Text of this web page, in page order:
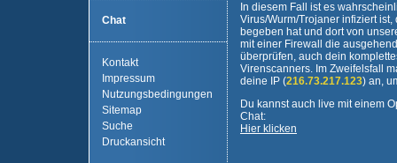
Chat
Kontakt
Impressum
Nutzungsbedingungen
Sitemap
Suche
Druckansicht
In diesem Fall ist es
Virus/Wurm/Trojaner infiziert
begeben hat und dort von
mit einer Firewall die
überprüfen, auch dein
Virenscanners. Im Zweifelsfall
deine IP (216.73.217.123) an,
Du kannst auch live mit einem
Chat:
Hier klicken